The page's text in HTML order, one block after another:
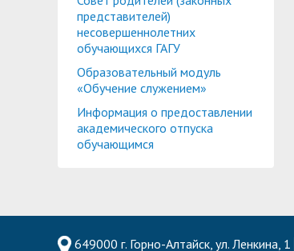
представителей)
несовершеннолетних
обучающихся ГАГУ
Образовательный модуль
«Обучение служением»
Информация о предоставлении
академического отпуска
обучающимся
649000 г. Горно-Алтайск, ул. Ленкина, 1